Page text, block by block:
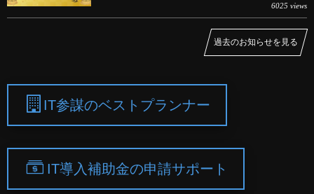
6025 views
過去のお知らせを見る
IT参謀のベストプランナー
IT導入補助金の申請サポート